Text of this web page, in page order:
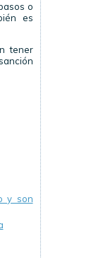
o
es
tener
y son